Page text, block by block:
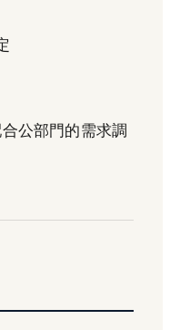
公部門的需求調